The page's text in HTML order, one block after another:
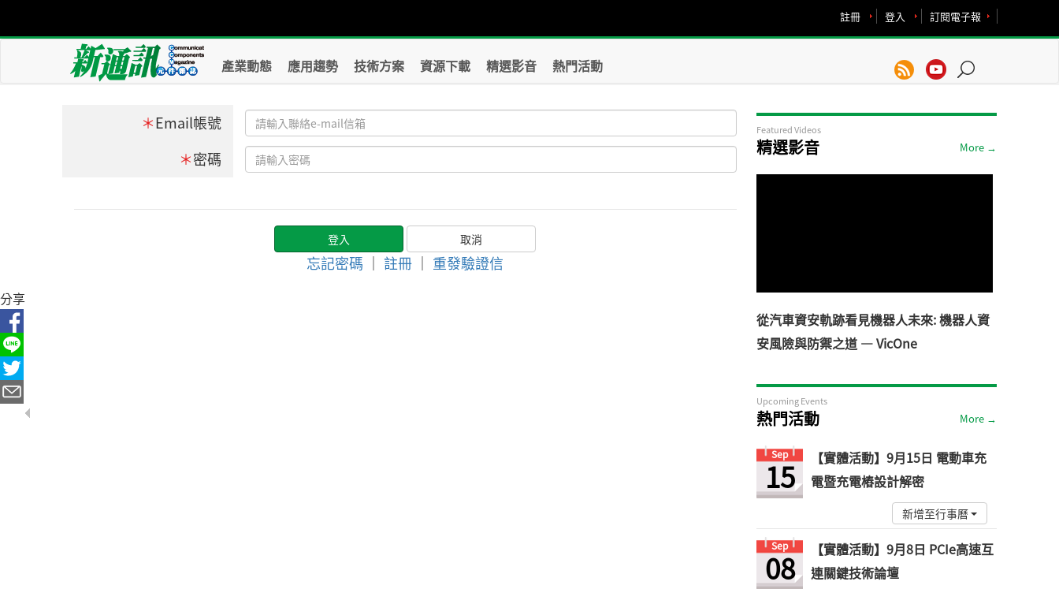
訂閱電子報
登入
註冊
產業動態 應用趨勢 技術方案 資源下載 精選影音 熱門活動
＊Email帳號
＊密碼
忘記密碼 ｜ 註冊 ｜ 重發驗證信
Featured Videos
精選影音 More →
從汽車資安軌跡看見機器人未來: 機器人資
安風險與防禦之道 — VicOne
Upcoming Events
熱門活動 More →
Sep
15
【實體活動】9月15日 電動車充
電暨充電樁設計解密
新增至行事曆
Sep
08
【實體活動】9月8日 PCIe高速互
連關鍵技術論壇
分享